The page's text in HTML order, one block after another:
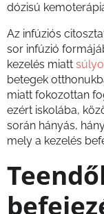
dózisú
Az infúziós
sor infúzió
kezelés miatt
betegek
miatt fokozottan
ezért iskolába,
során hányás,
mely a kezelés